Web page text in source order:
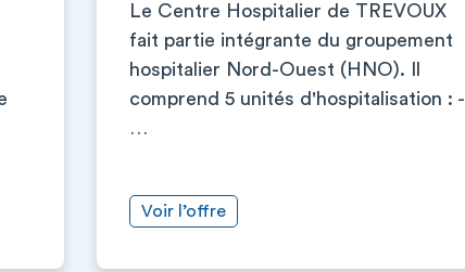
Le Centre Hospitalier de TREVOUX
fait partie intégrante du groupement
hospitalier Nord-Ouest (HNO). Il
comprend 5 unités d'hospitalisation : -
…
Voir l’offre